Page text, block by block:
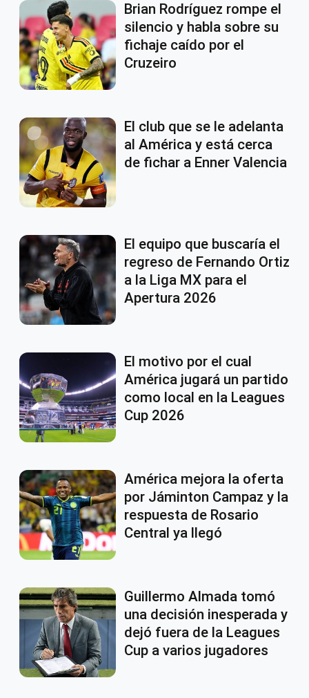
Brian Rodríguez rompe el
silencio y habla sobre su
fichaje caído por el
Cruzeiro
El club que se le adelanta
al América y está cerca
de fichar a Enner Valencia
El equipo que buscaría el
regreso de Fernando Ortiz
a la Liga MX para el
Apertura 2026
El motivo por el cual
América jugará un partido
como local en la Leagues
Cup 2026
América mejora la oferta
por Jáminton Campaz y la
respuesta de Rosario
Central ya llegó
Guillermo Almada tomó
una decisión inesperada y
dejó fuera de la Leagues
Cup a varios jugadores